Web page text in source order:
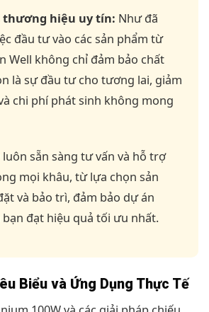
thương hiệu uy tín: Như đã
đầu tư vào các sản phẩm từ
Well không chỉ đảm bảo chất
là sự đầu tư cho tương lai, giảm
chi phí phát sinh không mong
sẵn sàng tư vấn và hỗ trợ
mọi khâu, từ lựa chọn sản
và bảo trì, đảm bảo dự án
bạn đạt hiệu quả tối ưu nhất.
Biểu và Ứng Dụng Thực Tế